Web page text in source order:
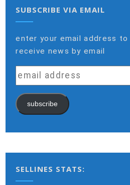
SUBSCRIBE VIA EMAIL
enter your email address to
receive news by email
email
address
subscribe
SELLINES STATS: